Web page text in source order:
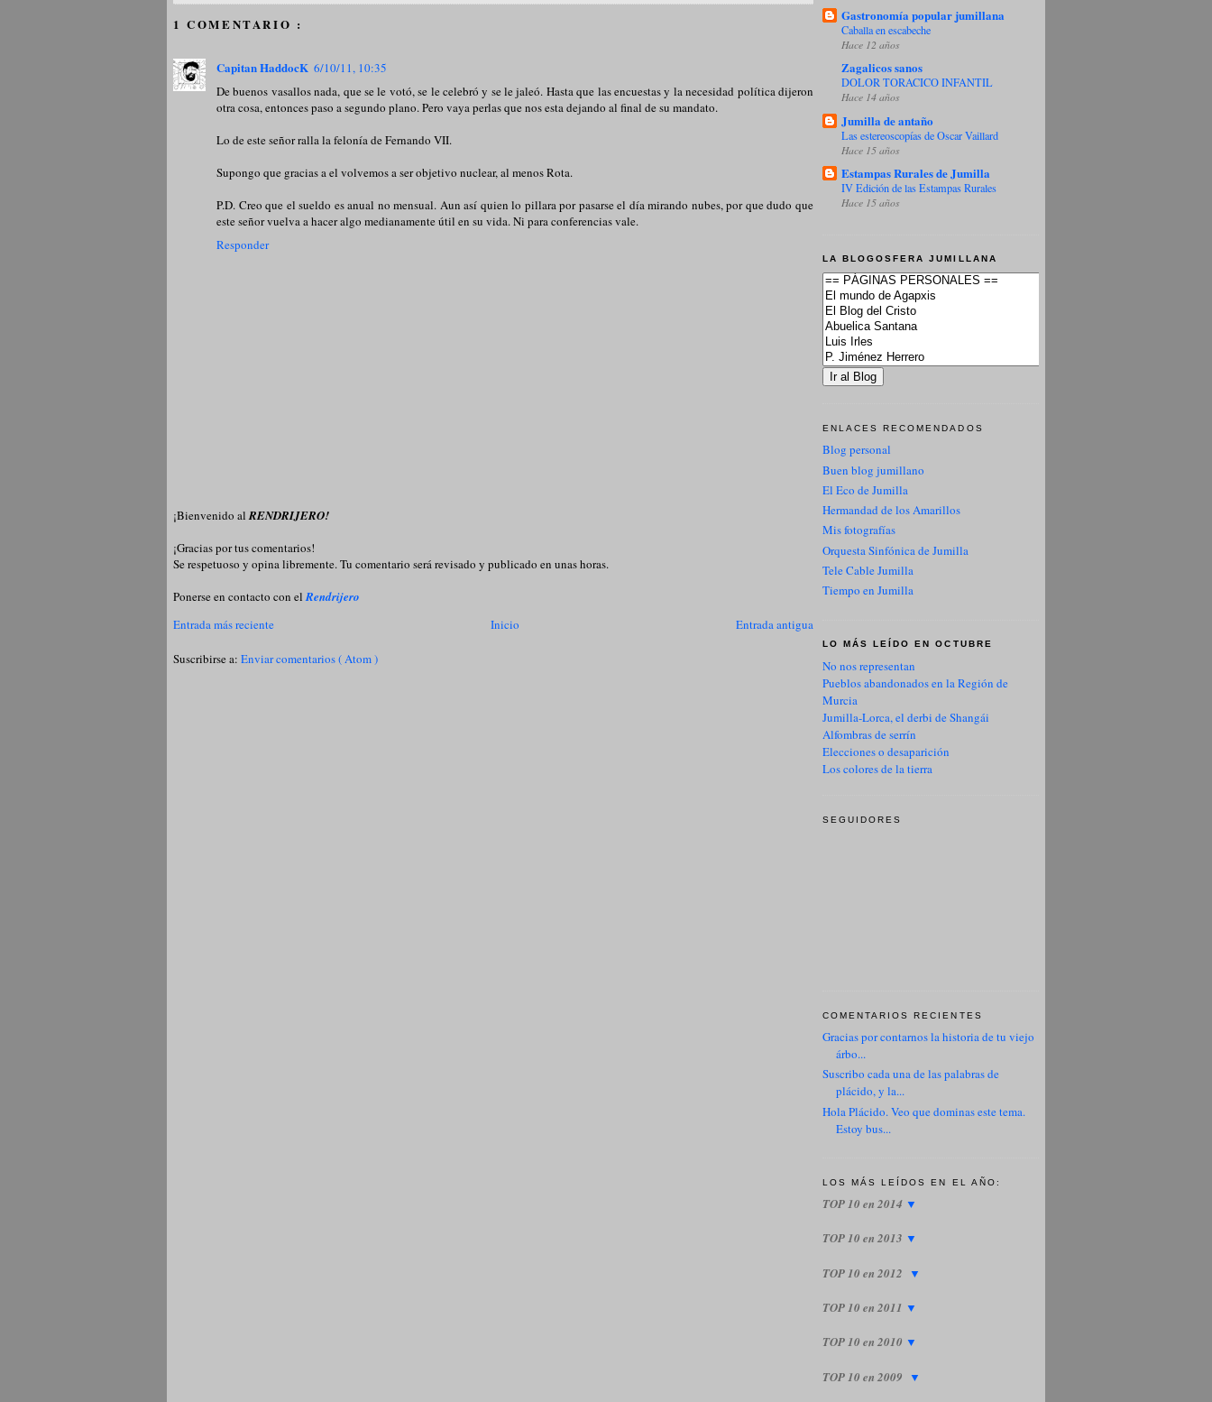
1 COMENTARIO :
Capitan HaddocK 6/10/11, 10:35
De buenos vasallos nada, que se le votó, se le celebró y se le jaleó. Hasta que las encuestas y la necesidad política dijeron
otra cosa, entonces paso a segundo plano. Pero vaya perlas que nos esta dejando al final de su mandato.
Lo de este señor ralla la felonía de Fernando VII.
Supongo que gracias a el volvemos a ser objetivo nuclear, al menos Rota.
P.D. Creo que el sueldo es anual no mensual. Aun así quien lo pillara por pasarse el día mirando nubes, por que dudo que
este señor vuelva a hacer algo medianamente útil en su vida. Ni para conferencias vale.
Responder
¡Bienvenido alRENDRIJERO!
¡Gracias por tus comentarios!
Se respetuoso y opina libremente. Tu comentario será revisado y publicado en unas horas.
Ponerse en contacto con elRendrijero
Entrada más reciente
Entrada antigua
Inicio
Suscribirse a: Enviar comentarios ( Atom )
Gastronomía popular jumillana
Caballa en escabeche
Hace 12 años
Zagalicos sanos
DOLOR TORACICO INFANTIL
Hace 14 años
Jumilla de antaño
Las estereoscopías de Oscar Vaillard
Hace 15 años
Estampas Rurales de Jumilla
IV Edición de las Estampas Rurales
Hace 15 años
LA BLOGOSFERA JUMILLANA
ENLACES RECOMENDADOS
Blog personal
Buen blog jumillano
El Eco de Jumilla
Hermandad de los Amarillos
Mis fotografías
Orquesta Sinfónica de Jumilla
Tele Cable Jumilla
Tiempo en Jumilla
LO MÁS LEÍDO EN OCTUBRE
No nos representan
Pueblos abandonados en la Región de
Murcia
Jumilla-Lorca, el derbi de Shangái
Alfombras de serrín
Elecciones o desaparición
Los colores de la tierra
SEGUIDORES
COMENTARIOS RECIENTES
Gracias por contarnos la historia de tu viejo
árbo...
Suscribo cada una de las palabras de
plácido, y la...
Hola Plácido. Veo que dominas este tema.
Estoy bus...
LOS MÁS LEÍDOS EN EL AÑO:
TOP 10 en 2014 ▼
TOP 10 en 2013 ▼
TOP 10 en 2012 ▼
TOP 10 en 2011 ▼
TOP 10 en 2010 ▼
TOP 10 en 2009 ▼